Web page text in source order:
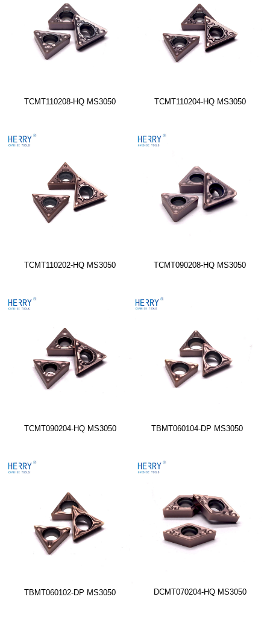
TCMT110208-HQ MS3050 TCMT110204-HQ MS3050
TCMT110202-HQ MS3050 TCMT090208-HQ MS3050
TCMT090204-HQ MS3050 TBMT060104-DP MS3050
TBMT060102-DP MS3050 DCMT070204-HQ MS3050